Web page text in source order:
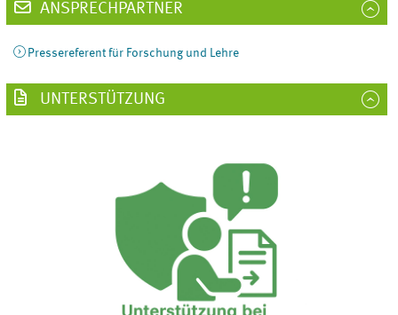
ANSPRECHPARTNER
Pressereferent für Forschung und Lehre
UNTERSTÜTZUNG